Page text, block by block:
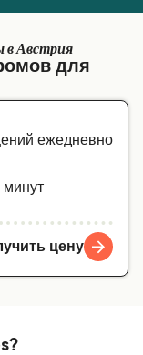
(FR)
в Австрия
для
ежедневно
минут
цену